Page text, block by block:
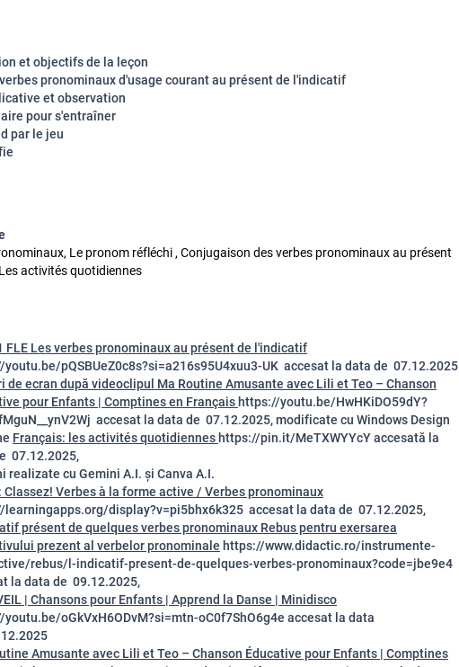
et objectifs de la leçon
pronominaux d'usage courant au présent de l'indicatif
et observation
pour s'entraîner
par le jeu
Le pronom réfléchi , Conjugaison des verbes pronominaux au présent
activités quotidiennes
FLE Les verbes pronominaux au présent de l'indicatif
youtu.be/pQSBUeZ0c8s?si=a216s95U4xuu3-UK accesat la data de 07.12.2025
de ecran după videoclipul Ma Routine Amusante avec Lili et Teo – Chanson
pour Enfants | Comptines en Français https://youtu.be/HwHKiDO59dY?
accesat la data de 07.12.2025, modificate cu Windows Design
Français: les activités quotidiennes https://pin.it/MeTXWYYcY accesată la
07.12.2025,
realizate cu Gemini A.I. și Canva A.I.
Classez! Verbes à la forme active / Verbes pronominaux
learningapps.org/display?v=pi5bhx6k325 accesat la data de 07.12.2025,
présent de quelques verbes pronominaux Rebus pentru exersarea
prezent al verbelor pronominale https://www.didactic.ro/instrumente-
rebus/l-indicatif-present-de-quelques-verbes-pronominaux?code=jbe9e4
la data de 09.12.2025,
| Chansons pour Enfants | Apprend la Danse | Minidisco
youtu.be/oGkVxH6ODvM?si=mtn-oC0f7ShO6g4e accesat la data
Amusante avec Lili et Teo – Chanson Éducative pour Enfants | Comptines